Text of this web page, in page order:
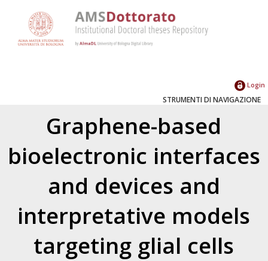
Login
STRUMENTI DI NAVIGAZIONE
Graphene-based
bioelectronic interfaces
and devices and
interpretative models
targeting glial cells